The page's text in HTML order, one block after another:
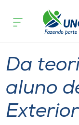
Cursos
Pesquisa
Atendimento ao
acontece
Da
aluno